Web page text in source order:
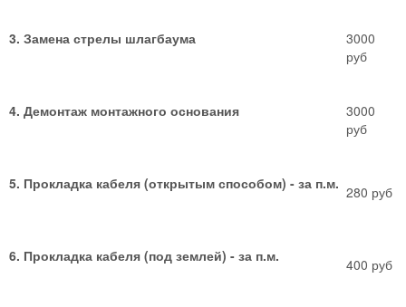
3. Замена стрелы шлагбаума
3000
руб
4. Демонтаж монтажного основания
3000
руб
5. Прокладка кабеля (открытым способом) - за п.м. 280 руб
6. Прокладка кабеля (под землей) - за п.м. 400 руб